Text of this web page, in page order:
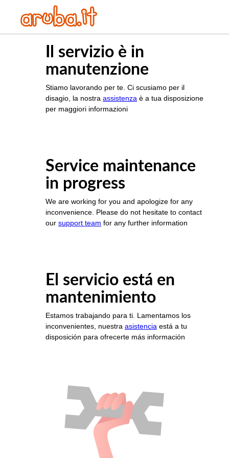
Il servizio è in
manutenzione
Stiamo lavorando per te. Ci scusiamo per il
disagio, la nostra assistenza è a tua disposizione
per maggiori informazioni
Service maintenance
in progress
We are working for you and apologize for any
inconvenience. Please do not hesitate to contact
our support team for any further information
El servicio está en
mantenimiento
Estamos trabajando para ti. Lamentamos los
inconvenientes, nuestra asistencia está a tu
disposición para ofrecerte más información